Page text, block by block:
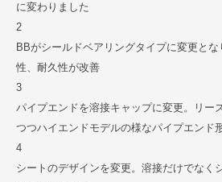
に変わりました
2
BBがシールドベアリングタイプに変更と
性、耐久性が改善
3
パイプエンドを溶接キャップに変更。リー
つつハイエンドモデルの様なパイプエンド
4
シートのデザインを変更。溶接だけでなく